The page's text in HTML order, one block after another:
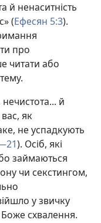
й ненаситність
(Ефесян 5:3).
про
читати або
й
як
не успадкують
). Осіб, які
займаються
чи секстингом,
у звичку
схвалення.